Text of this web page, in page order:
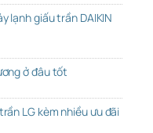
lạnh giấu trần DAIKIN
ở đâu tốt
LG kèm nhiều ưu đãi